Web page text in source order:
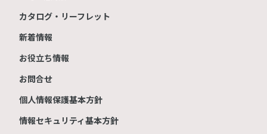
カタログ・リーフレット
新着情報
お役立ち情報
お問合せ
個人情報保護基本方針
情報セキュリティ基本方針